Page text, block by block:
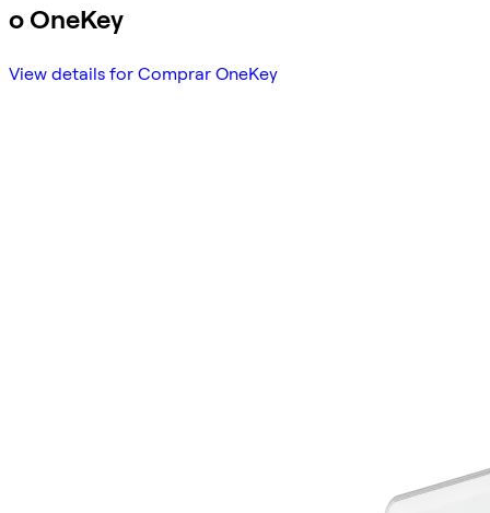
o OneKey
View details for Comprar OneKey